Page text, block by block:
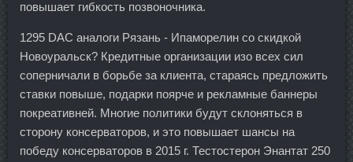
повышает гибкость позвоночника.
1295 DAC аналоги Рязань - Ипаморелин со скидкой
Новоуральск? Кредитные организации изо всех сил
соперничали в борьбе за клиента, стараясь предложить
ставки повыше, подарки поярче и рекламные баннеры
покреативней. Многие политики будут склоняться в
сторону консерваторов, и это повышает шансы на
победу консерваторов в 2015 г. Тестостерон Энантат 250